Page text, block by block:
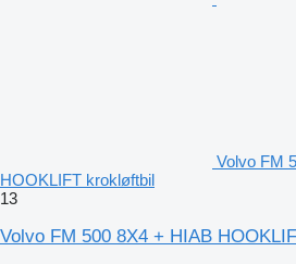
Volvo FM
HOOKLIFT krokløftbil
13
Volvo FM 500 8X4 + HIAB